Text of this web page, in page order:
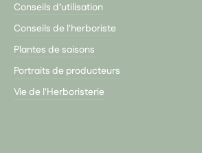
Conseils d’utilisation
Conseils de l'herboriste
Plantes de saisons
Portraits de producteurs
Vie de l'Herboristerie